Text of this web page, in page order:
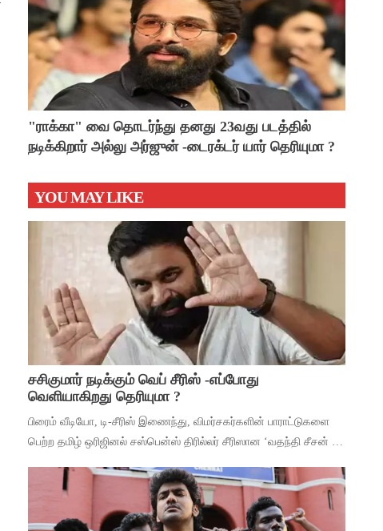
"ராக்கா" வை தொடர்ந்து தனது 23வது படத்தில்
நடிக்கிறார் அல்லு அர்ஜுன் -டைரக்டர் யார் தெரியுமா ?
YOU MAY LIKE
சசிகுமார் நடிக்கும் வெப் சீரிஸ் -எப்போது
வெளியாகிறது தெரியுமா ?
பிரைம் வீடியோ, டி-சீரிஸ் இணைந்து, விமர்சகர்களின் பாராட்டுகளை
பெற்ற தமிழ் ஒரிஜினல் சஸ்பென்ஸ் திரில்லர் சீரிஸான ‘வதந்தி சீசன் 2:
வெளியிட்டுள்ளனர். ச